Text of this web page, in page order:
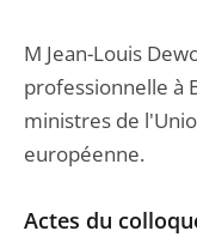
M Jean-Louis
professionnelle à
ministres de
européenne.
Actes du